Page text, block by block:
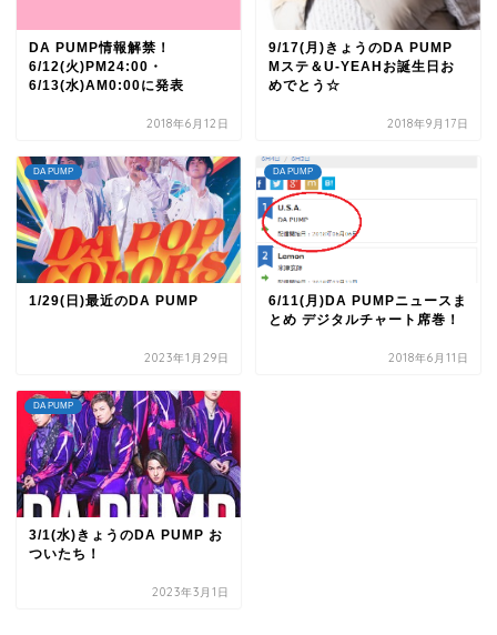
DA PUMP情報解禁！
6/12(火)PM24:00・
6/13(水)AM0:00に発表
2018年6月12日
9/17(月)きょうのDA PUMP
Mステ＆U-YEAHお誕生日お
めでとう☆
2018年9月17日
DA PUMP
1/29(日)最近のDA PUMP
2023年1月29日
DA PUMP
6/11(月)DA PUMPニュースま
とめ デジタルチャート席巻！
2018年6月11日
DA PUMP
3/1(水)きょうのDA PUMP お
ついたち！
2023年3月1日